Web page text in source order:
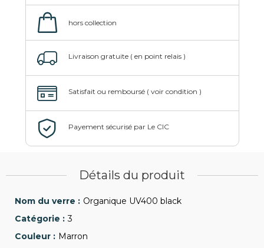
Détails du produit
Organique UV400 black
3
Marron